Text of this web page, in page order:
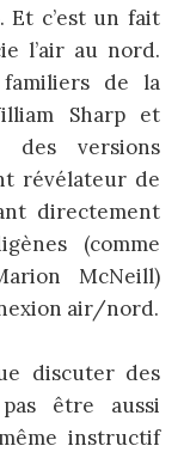
Et c’est un fait
l’air au nord.
de la
Sharp et
des versions
révélateur de
directement
(comme
McNeill)
air/nord.
discuter des
être aussi
instructif